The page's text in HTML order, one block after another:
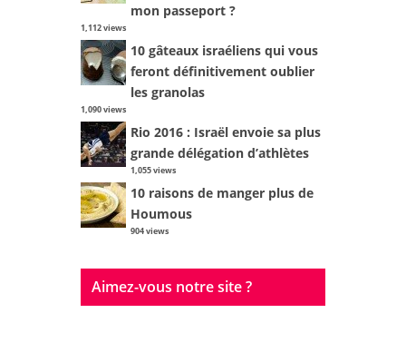
mon passeport ?
1,112 views
10 gâteaux israéliens qui vous
feront définitivement oublier
les granolas
1,090 views
Rio 2016 : Israël envoie sa plus
grande délégation d’athlètes
1,055 views
10 raisons de manger plus de
Houmous
904 views
Aimez-vous notre site ?